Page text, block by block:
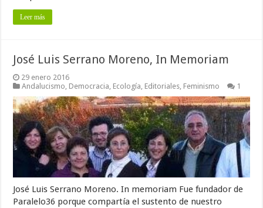
Leer más
José Luis Serrano Moreno, In Memoriam
29 enero 2016
Andalucismo, Democracia, Ecología, Editoriales, Feminismo 1
José Luis Serrano Moreno. In memoriam Fue fundador de
Paralelo36 porque compartía el sustento de nuestro